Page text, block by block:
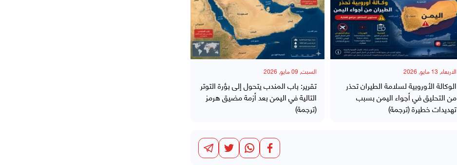
الاربعاء, 13 مايو, 2026
الوكالة الأوروبية لسلامة الطيران تحذر
من التحليق في أجواء اليمن بسبب
تهديدات خطيرة (ترجمة)
السبت, 09 مايو, 2026
تقرير: باب المندب يتحول إلى بؤرة التوتر
التالية في اليمن بعد أزمة مضيق هرمز
(ترجمة)